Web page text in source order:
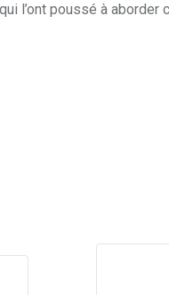
l’ont poussé à